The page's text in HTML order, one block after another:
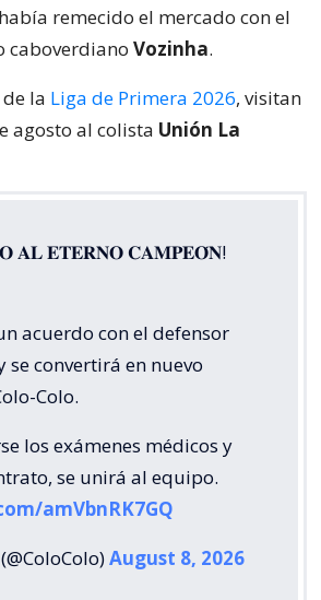
había remecido el mercado con el
caboverdiano Vozinha.
la Liga de Primera 2026, visitan
agosto al colista Unión La
𝐀𝐋 𝐄𝐓𝐄𝐑𝐍𝐎 𝐂𝐀𝐌𝐏𝐄𝐎́𝐍!
acuerdo con el defensor
se convertirá en nuevo
Colo.
los exámenes médicos y
se unirá al equipo.
amVbnRK7GQ
August 8, 2026